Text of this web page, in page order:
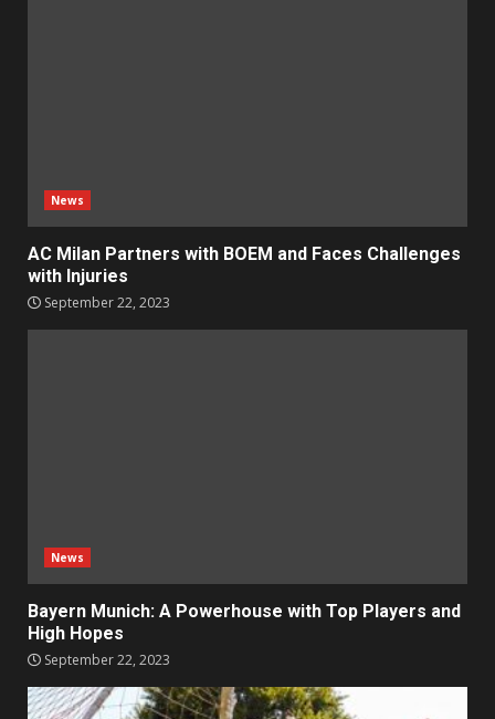
News
AC Milan Partners with BOEM and Faces Challenges
with Injuries
September 22, 2023
News
Bayern Munich: A Powerhouse with Top Players and
High Hopes
September 22, 2023